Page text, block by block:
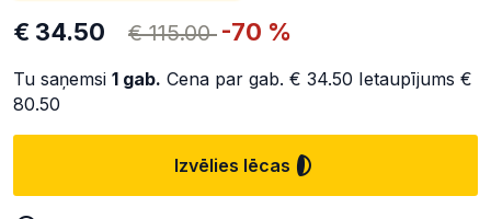
€ 34.50 € 115.00 -70 %
Tu saņemsi 1 gab. Cena par gab. € 34.50 Ietaupījums €
80.50
Izvēlies lēcas